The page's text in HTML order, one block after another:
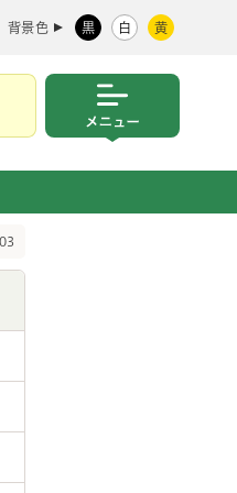
背景色 黒 白 黄